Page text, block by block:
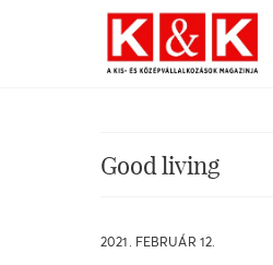
Good living
2021. FEBRUÁR 12.